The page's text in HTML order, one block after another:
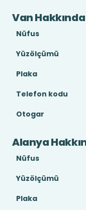
Van Hakkında
Nüfus
Yüzölçümü
Plaka
Telefon kodu
Otogar
Alanya
Nüfus
Yüzölçümü
Plaka